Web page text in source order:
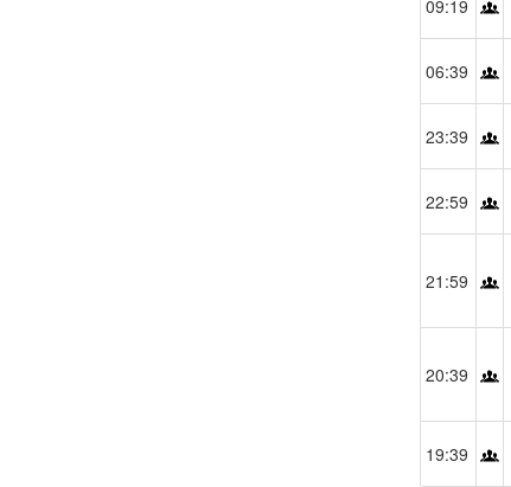
09:19
06:39
23:39
22:59
21:59
20:39
19:39